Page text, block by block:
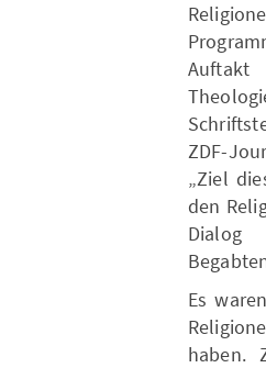
Auftakt
ZDF-
„Ziel
den
Dialog
Es
haben.